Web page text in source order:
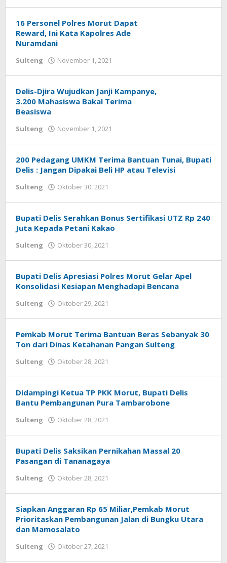
16 Personel Polres Morut Dapat
Reward, Ini Kata Kapolres Ade
Nuramdani
Sulteng November 1, 2021
Delis-Djira Wujudkan Janji Kampanye,
3.200 Mahasiswa Bakal Terima
Beasiswa
Sulteng November 1, 2021
200 Pedagang UMKM Terima Bantuan Tunai, Bupati
Delis : Jangan Dipakai Beli HP atau Televisi
Sulteng Oktober 30, 2021
Bupati Delis Serahkan Bonus Sertifikasi UTZ Rp 240
Juta Kepada Petani Kakao
Sulteng Oktober 30, 2021
Bupati Delis Apresiasi Polres Morut Gelar Apel
Konsolidasi Kesiapan Menghadapi Bencana
Sulteng Oktober 29, 2021
Pemkab Morut Terima Bantuan Beras Sebanyak 30
Ton dari Dinas Ketahanan Pangan Sulteng
Sulteng Oktober 28, 2021
Didampingi Ketua TP PKK Morut, Bupati Delis
Bantu Pembangunan Pura Tambarobone
Sulteng Oktober 28, 2021
Bupati Delis Saksikan Pernikahan Massal 20
Pasangan di Tananagaya
Sulteng Oktober 28, 2021
Siapkan Anggaran Rp 65 Miliar,Pemkab Morut
Prioritaskan Pembangunan Jalan di Bungku Utara
dan Mamosalato
Sulteng Oktober 27, 2021